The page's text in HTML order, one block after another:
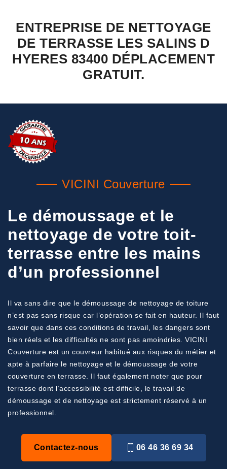
ENTREPRISE DE NETTOYAGE
DE TERRASSE LES SALINS D
HYERES 83400 DÉPLACEMENT
GRATUIT.
VICINI Couverture
Le démoussage et le
nettoyage de votre toit-
terrasse entre les mains
d’un professionnel
Il va sans dire que le démoussage de nettoyage de toiture
n’est pas sans risque car l’opération se fait en hauteur. Il faut
savoir que dans ces conditions de travail, les dangers sont
bien réels et les difficultés ne sont pas amoindries. VICINI
Couverture est un couvreur habitué aux risques du métier et
apte à parfaire le nettoyage et le démoussage de votre
couverture en terrasse. Il faut également noter que pour
terrasse dont l’accessibilité est difficile, le travail de
démoussage et de nettoyage est strictement réservé à un
professionnel.
Contactez-nous 06 46 36 69 34